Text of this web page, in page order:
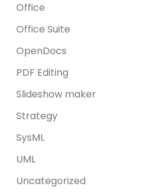
Office
Office Suite
OpenDocs
PDF Editing
Slideshow maker
Strategy
SysML
UML
Uncategorized